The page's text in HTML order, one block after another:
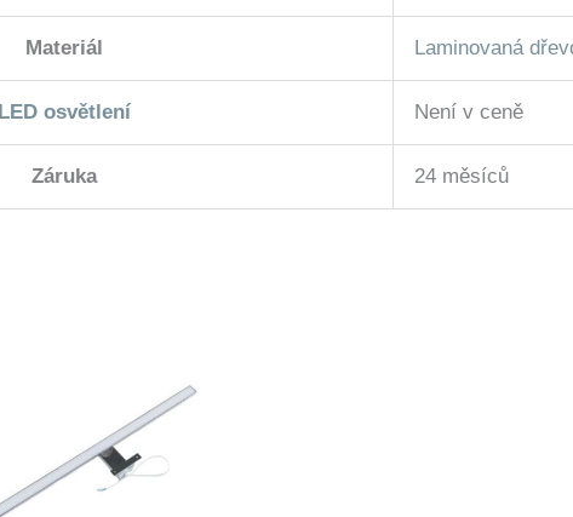
Materiál Laminovaná
LED osvětlení Není v ceně
Záruka 24 měsíců